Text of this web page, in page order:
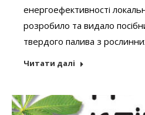
енергоефективності
розробило та видало
твердого палива з
Читати далі